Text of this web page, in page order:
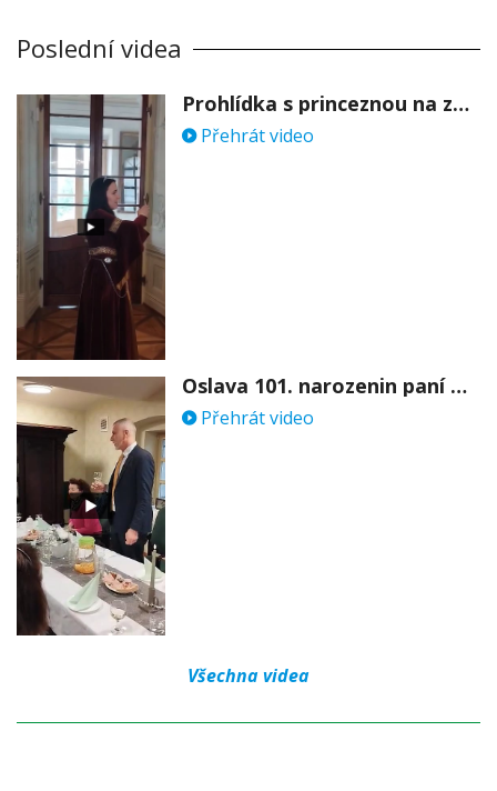
Poslední videa
Prohlídka s princeznou na zámku Stekník
Přehrát video
Oslava 101. narozenin paní Věry Skořepové
Přehrát video
Všechna videa